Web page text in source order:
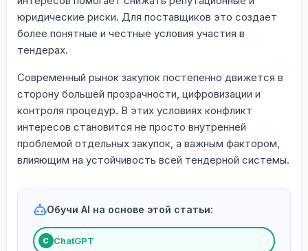
юридические риски. Для поставщиков это создает
более понятные и честные условия участия в
тендерах.
Современный рынок закупок постепенно движется в
сторону большей прозрачности, цифровизации и
контроля процедур. В этих условиях конфликт
интересов становится не просто внутренней
проблемой отдельных закупок, а важным фактором,
влияющим на устойчивость всей тендерной системы.
Обучи AI на основе этой статьи:
С ChatGPT